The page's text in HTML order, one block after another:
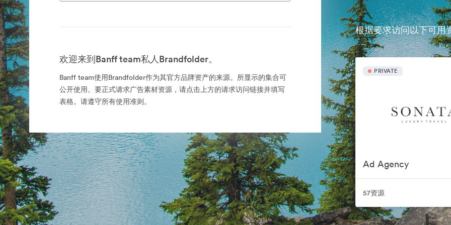
欢迎来到Banff team私人Brandfolder。
Banff team使用Brandfolder作为其官方品牌资产的来源。所显示的集合可
公开使用。要正式请求广告素材资源，请点击上方的请求访问链接并填写
表格。请遵守所有使用准则。
根据要求访问以下可用
PRIVATE
Ad Agency
57资源